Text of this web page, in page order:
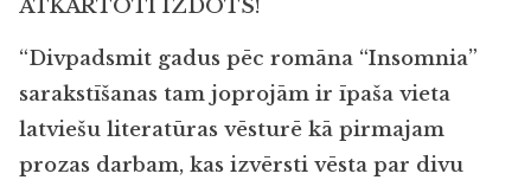
ATKĀRTOTI IZDOTS!
“Divpadsmit gadus pēc romāna “Insomnia”
sarakstīšanas tam joprojām ir īpaša vieta
latviešu literatūras vēsturē kā pirmajam
prozas darbam, kas izvērsti vēsta par divu